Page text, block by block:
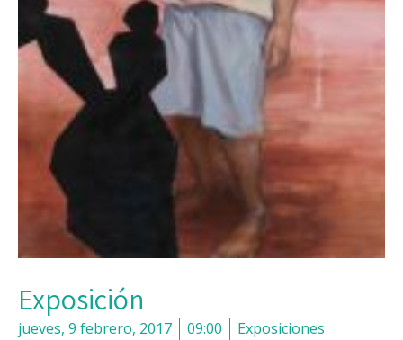
Exposición
jueves, 9 febrero, 2017 09:00 Exposiciones